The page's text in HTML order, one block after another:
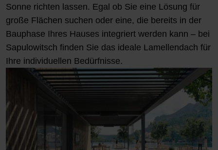
Sonne richten lassen. Egal ob Sie eine Lösung für
große Flächen suchen oder eine, die bereits in der
Bauphase Ihres Hauses integriert werden kann – bei
Sapulowitsch finden Sie das ideale Lamellendach für
Ihre individuellen Bedürfnisse.